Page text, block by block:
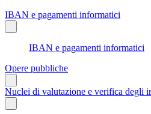
IBAN e pagamenti informatici
IBAN e pagamenti informatici
Opere pubbliche
Nuclei di valutazione e verifica degli